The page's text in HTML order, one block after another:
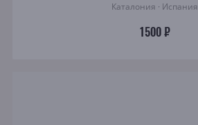
Каталония · Испания
1500 ₽